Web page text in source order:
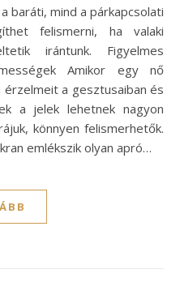
baráti, mind a párkapcsolati
felismerni, ha valaki
irántunk. Figyelmes
Amikor egy nő
a gesztusaiban és
a jelek lehetnek nagyon
könnyen felismerhetők.
emlékszik olyan apró…